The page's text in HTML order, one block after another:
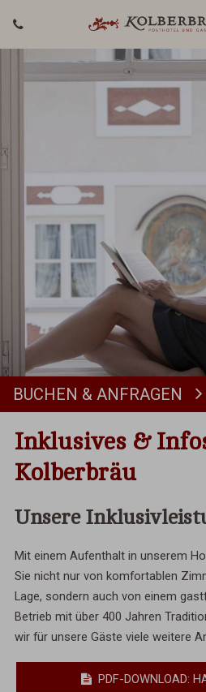
BUCHEN & ANFRAGEN
Inklusives &
Kolberbräu
Unsere
Mit einem Aufenthalt in unserem
Sie nicht nur von komfortablen
Lage, sondern auch von einem
Betrieb mit über 400 Jahren
wir für unsere Gäste viele weitere
PDF-DOWNLOAD: